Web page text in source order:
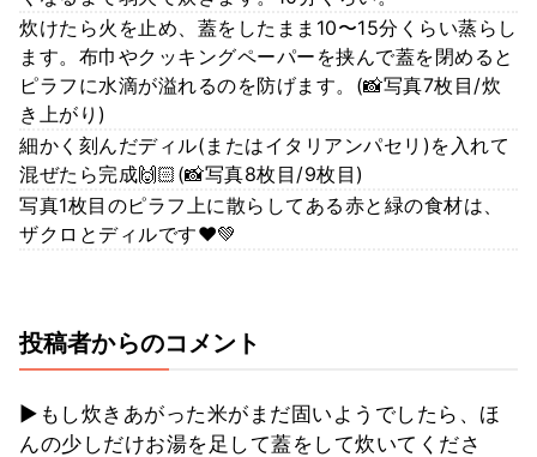
炊けたら火を止め、蓋をしたまま10〜15分くらい蒸らし
ます。布巾やクッキングペーパーを挟んで蓋を閉めると
ピラフに水滴が溢れるのを防げます。(📸写真7枚目/炊
き上がり)
細かく刻んだディル(またはイタリアンパセリ)を入れて
混ぜたら完成🙌🏻(📸写真8枚目/9枚目)
写真1枚目のピラフ上に散らしてある赤と緑の食材は、
ザクロとディルです❤️💚
投稿者からのコメント
▶︎もし炊きあがった米がまだ固いようでしたら、ほ
んの少しだけお湯を足して蓋をして炊いてくださ